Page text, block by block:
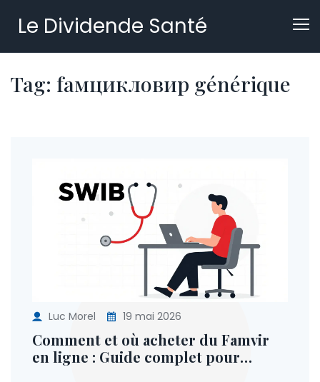
Le Dividende Santé
Tag: fамцикловир générique
Luc Morel 19 mai 2026
Comment et où acheter du Famvir
en ligne : Guide complet pour